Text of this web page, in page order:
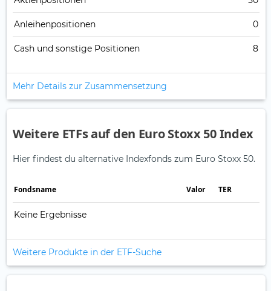
Anleihenpositionen 0
Cash und sonstige Positionen 8
Mehr Details zur Zusammensetzung
Weitere ETFs auf den Euro Stoxx 50 Index
Hier findest du alternative Indexfonds zum Euro Stoxx 50.
Fonds­name Valor TER
Keine Ergebnisse
Weitere Produkte in der ETF-Suche